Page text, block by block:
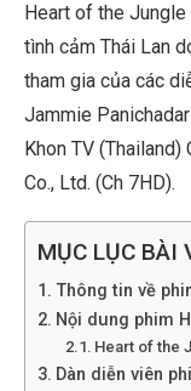
Heart of the
tình cảm Thái Lan
tham gia của các
Jammie
Khon TV (Thailand)
Co., Ltd. (Ch 7HD).
MỤC LỤC BÀI
Thông tin về
Nội dung phim
Heart of the
Dàn diễn viên